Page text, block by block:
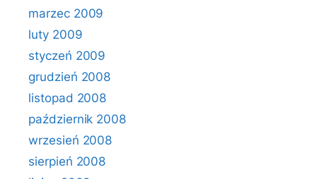
marzec 2009
luty 2009
styczeń 2009
grudzień 2008
listopad 2008
październik 2008
wrzesień 2008
sierpień 2008